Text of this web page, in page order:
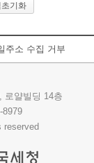
초기화
주소 수집 거부
로얄빌딩 14층
8979
reserved